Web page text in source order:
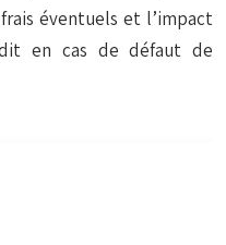
éventuels et l’impact
en cas de défaut de